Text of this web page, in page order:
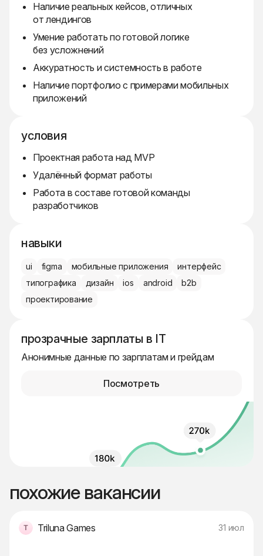
Наличие реальных кейсов, отличных
от лендингов
Умение работать по готовой логике
без усложнений
Аккуратность и системность в работе
Наличие портфолио с примерами мобильных
приложений
условия
Проектная работа над MVP
Удалённый формат работы
Работа в составе готовой команды
разработчиков
навыки
ui figma мобильные приложения
интерфейс
типографика
дизайн ios android
b2b
проектирование
прозрачные зарплаты в IT
Анонимные данные по зарплатам и грейдам
Посмотреть
похожие вакансии
Triluna Games 31 июл